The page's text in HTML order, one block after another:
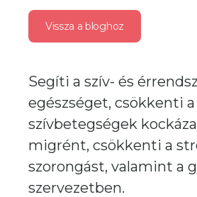
Vissza a bloghoz
Segíti a szív- és
egészséget, csökkenti a
szívbetegségek
migrént, csökkenti a
szorongást, valamint a
szervezetben.